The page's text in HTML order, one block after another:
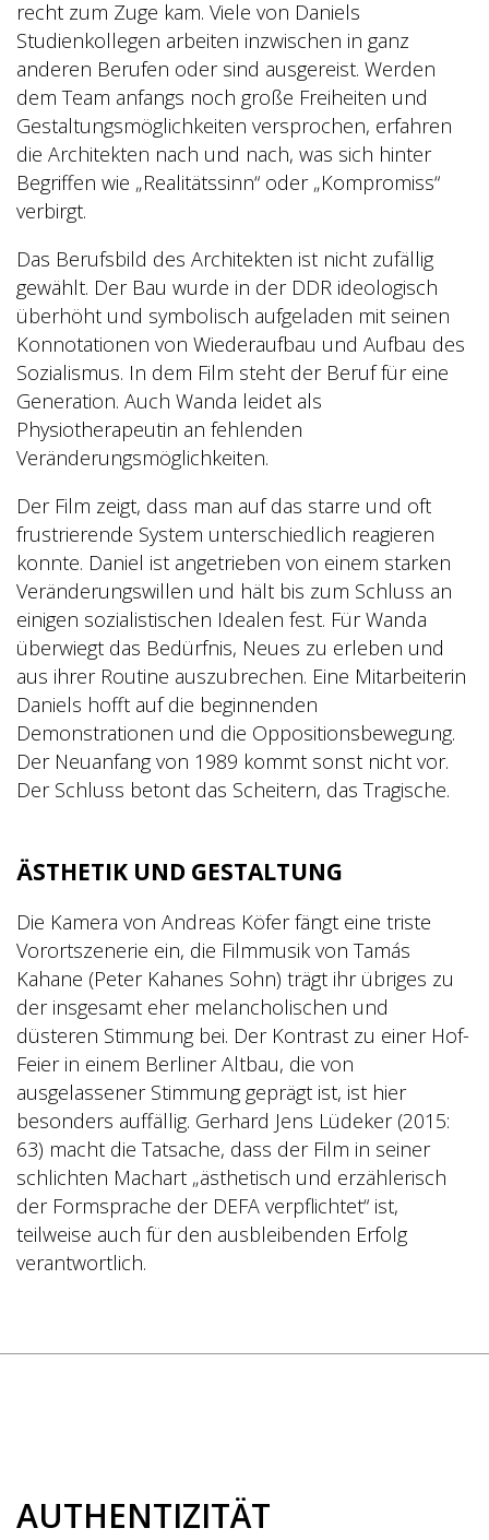
recht zum Zuge kam. Viele von Daniels
Studienkollegen arbeiten inzwischen in ganz
anderen Berufen oder sind ausgereist. Werden
dem Team anfangs noch große Freiheiten und
Gestaltungsmöglichkeiten versprochen, erfahren
die Architekten nach und nach, was sich hinter
Begriffen wie „Realitätssinn“ oder „Kompromiss“
verbirgt.
Das Berufsbild des Architekten ist nicht zufällig
gewählt. Der Bau wurde in der DDR ideologisch
überhöht und symbolisch aufgeladen mit seinen
Konnotationen von Wiederaufbau und Aufbau des
Sozialismus. In dem Film steht der Beruf für eine
Generation. Auch Wanda leidet als
Physiotherapeutin an fehlenden
Veränderungsmöglichkeiten.
Der Film zeigt, dass man auf das starre und oft
frustrierende System unterschiedlich reagieren
konnte. Daniel ist angetrieben von einem starken
Veränderungswillen und hält bis zum Schluss an
einigen sozialistischen Idealen fest. Für Wanda
überwiegt das Bedürfnis, Neues zu erleben und
aus ihrer Routine auszubrechen. Eine Mitarbeiterin
Daniels hofft auf die beginnenden
Demonstrationen und die Oppositionsbewegung.
Der Neuanfang von 1989 kommt sonst nicht vor.
Der Schluss betont das Scheitern, das Tragische.
ÄSTHETIK UND GESTALTUNG
Die Kamera von Andreas Köfer fängt eine triste
Vorortszenerie ein, die Filmmusik von Tamás
Kahane (Peter Kahanes Sohn) trägt ihr übriges zu
der insgesamt eher melancholischen und
düsteren Stimmung bei. Der Kontrast zu einer Hof-
Feier in einem Berliner Altbau, die von
ausgelassener Stimmung geprägt ist, ist hier
besonders auffällig. Gerhard Jens Lüdeker (2015:
63) macht die Tatsache, dass der Film in seiner
schlichten Machart „ästhetisch und erzählerisch
der Formsprache der DEFA verpflichtet“ ist,
teilweise auch für den ausbleibenden Erfolg
verantwortlich.
AUTHENTIZITÄT